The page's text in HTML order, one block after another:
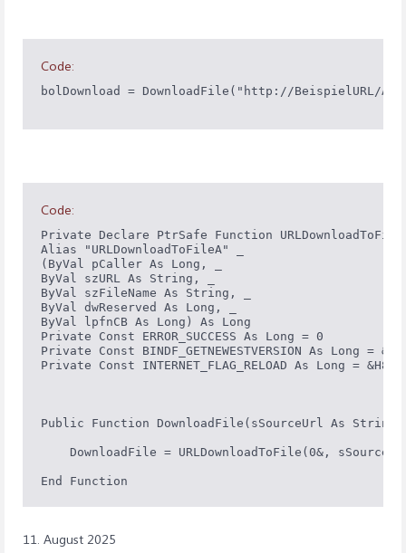
Code:
bolDownload = DownloadFile("http://BeispielURL/
Code:
Private Declare PtrSafe Function
Alias "URLDownloadToFileA" _
(ByVal pCaller As Long, _
ByVal szURL As String, _
ByVal szFileName As String, _
ByVal dwReserved As Long, _
ByVal lpfnCB As Long) As Long
Private Const ERROR_SUCCESS As Long = 0
Private Const BINDF_GETNEWESTVERSION As Long =
Private Const INTERNET_FLAG_RELOAD As Long =
Public Function DownloadFile(sSourceUrl As
DownloadFile = URLDownloadToFile(0&,
End Function
11. August 2025